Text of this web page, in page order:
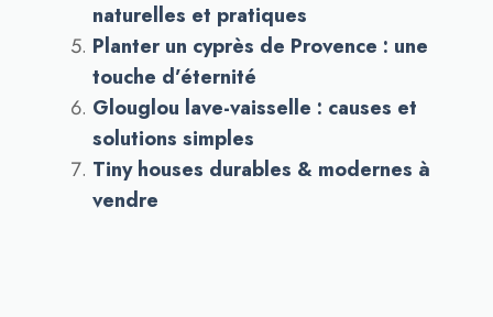
naturelles et pratiques
Planter un cyprès de Provence : une
touche d’éternité
Glouglou lave-vaisselle : causes et
solutions simples
Tiny houses durables & modernes à
vendre